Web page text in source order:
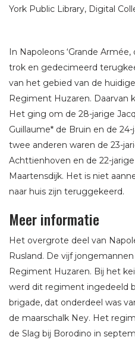
York Public Library, Digital
In Napoleons ‘Grande
trok en gedecimeerd
van het gebied van de
Regiment Huzaren. Daarvan
Het ging om de 28-jarige
Guillaume* de Bruin en de
twee anderen waren de 23-
Achttienhoven en de 22-
Maartensdijk. Het is niet
naar huis zijn teruggekeerd.
Meer informatie
Het overgrote deel van
Rusland. De vijf
Regiment Huzaren. Bij het
werd dit regiment ingedeeld
brigade, dat onderdeel was
de maarschalk Ney. Het
de Slag bij Borodino in